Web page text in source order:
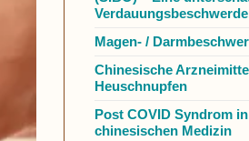
Magen- /
Chinesische
Heuschnupfen
Post COVID Syndrom
chinesischen Medizin